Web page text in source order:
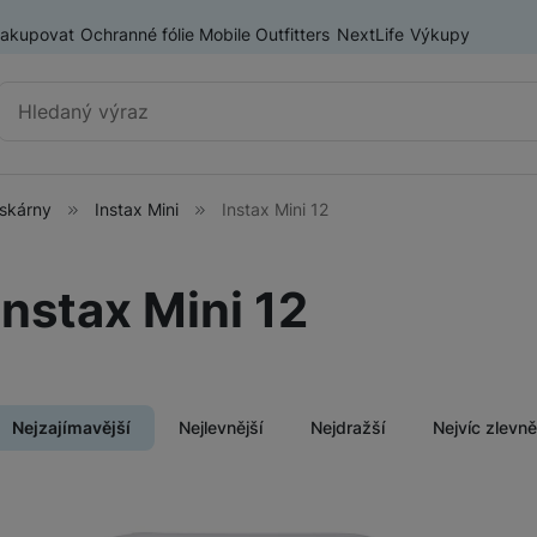
Ochranné fólie Mobile Outfitters NextLife Výkupy
Instax Square
Tiskárny FUJIFILM pro mobilní telefony
Instax Mini Instax Mini 12
Mini 12
Nejzajímavější Nejlevnější Nejdražší Nejvíc